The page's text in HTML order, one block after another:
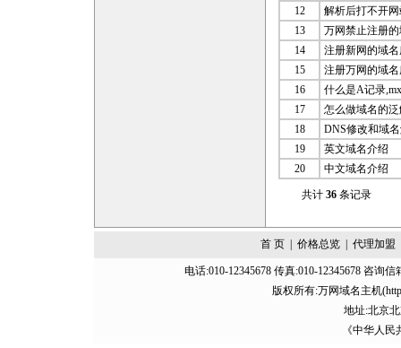
12
解析后打不开
13
万网禁止注册
14
注册新网的域
15
注册万网的域
16
什么是A记录
17
怎么做域名的
18
DNS修改和域
19
英文域名介绍
20
中文域名介绍
共计 36 条记录
首 页| 价格总览| 代理加盟
电话:010-12345678 传真:010-12345678 咨询
版权所有:万网域名主机
地址:北京
《中华人